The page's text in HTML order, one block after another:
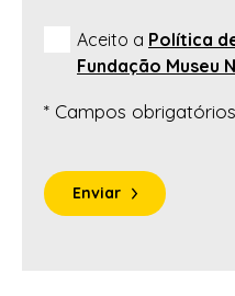
Aceito a Política
Fundação Museu
* Campos obrigatórios
Enviar